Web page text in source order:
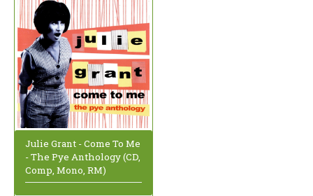
Julie Grant - Come To Me
- The Pye Anthology (CD,
Comp, Mono, RM)